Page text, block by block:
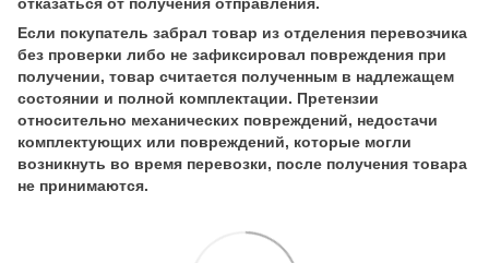
Если покупатель забрал товар из отделения перевозчика
без проверки либо не зафиксировал повреждения при
получении, товар считается полученным в надлежащем
состоянии и полной комплектации. Претензии
относительно механических повреждений, недостачи
комплектующих или повреждений, которые могли
возникнуть во время перевозки, после получения товара
не принимаются.